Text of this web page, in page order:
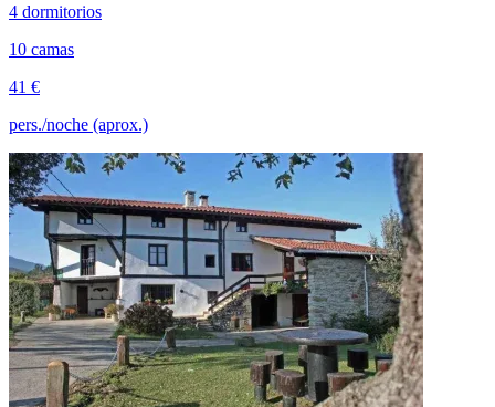
4 dormitorios
10 camas
41 €
pers./noche (aprox.)